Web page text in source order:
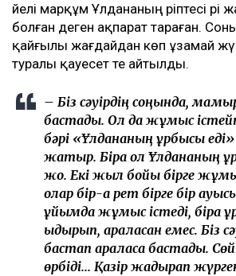
әйелі марқұм Ұлдананың әріптесі
болған деген ақпарат тараған.
қайғылы жағдайдан көп ұзамай
туралы қауесет те айтылды.
– Біз сәуірдің соңында,
бастадық. Ол да жұмыс
бәрі «Ұлдананың құрбысы
жатыр. Бірақ ол Ұлдананың
жоқ. Екі жыл бойы бірге
олар бір-ақ рет бірге бір
ұйымда жұмыс істеді, бірақ
қыдырып, араласқан емес. Біз
бастап араласа бастадық.
өрбіді... Қазір жадырап